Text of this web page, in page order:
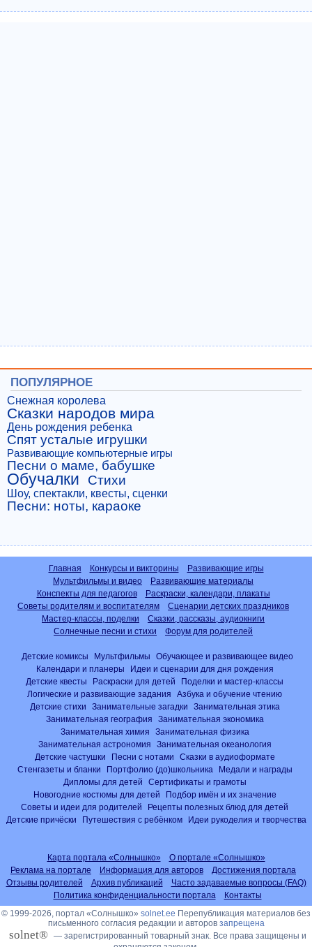
ПОПУЛЯРНОЕ
Снежная королева
Сказки народов мира
День рождения ребенка
Спят усталые игрушки
Развивающие компьютерные игры
Песни о маме, бабушке
Обучалки Стихи
Шоу, спектакли, квесты, сценки
Песни: ноты, караоке
Главная Конкурсы и викторины
Развивающие игры
Мультфильмы и видео
Развивающие материалы
Конспекты для педагогов
Раскраски, календари, плакаты
Советы родителям и воспитателям
Сценарии детских праздников
Мастер-классы, поделки
Сказки, рассказы, аудиокниги
Солнечные песни и стихи
Форум для родителей
Детские комиксы Мультфильмы
Обучающее и развивающее видео
Календари и планеры
Идеи и сценарии для дня рождения
Детские квесты
Раскраски для детей
Поделки и мастер-классы
Логические и развивающие задания
Азбука и обучение чтению
Детские стихи
Занимательные загадки
Занимательная этика
Занимательная география
Занимательная экономика
Занимательная химия
Занимательная физика
Занимательная астрономия
Занимательная океанология
Детские частушки
Песни с нотами
Сказки в аудиоформате
Стенгазеты и бланки
Портфолио (до)школьника
Медали и награды
Дипломы для детей
Сертификаты и грамоты
Новогодние костюмы для детей
Подбор имён и их значение
Советы и идеи для родителей
Рецепты полезных блюд для детей
Детские причёски
Путешествия с ребёнком Идеи рукоделия и творчества
Карта портала «Солнышко»
О портале «Солнышко»
Реклама на портале
Информация для авторов
Достижения портала
Отзывы родителей
Архив публикаций
Часто задаваемые вопросы (FAQ)
Политика конфиденциальности портала
Контакты
© 1999-2026, портал «Солнышко» solnet.ee Перепубликация материалов без
письменного согласия редакции и авторов запрещена
solnet® — зарегистрированный товарный знак. Все права защищены и